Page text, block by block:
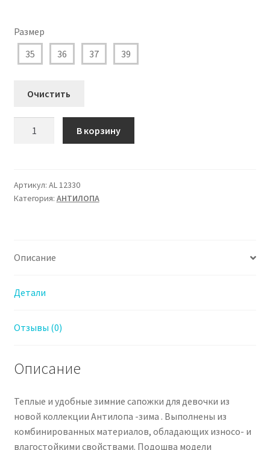
3.380 ₽.
Размер
35
36 37 39
Очистить
Сапожки
зимние
В корзину
Артикул: AL 12330
Категория: АHТИЛОПА
Описание
Детали
Отзывы (0)
Описание
Теплые и удобные зимние сапожки для девочки из
новой коллекции Антилопа -зима . Выполнены из
комбинированных материалов, обладающих износо- и
влагостойкими свойствами. Подошва модели